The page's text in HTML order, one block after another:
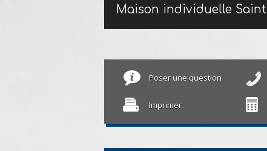
Poser une question
Imprimer